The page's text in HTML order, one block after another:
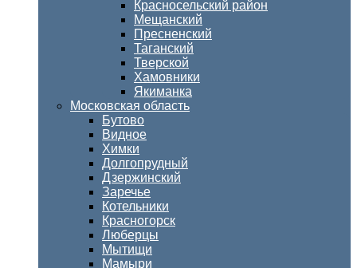
Красносельский район
Мещанский
Пресненский
Таганский
Тверской
Хамовники
Якиманка
Московская область
Бутово
Видное
Химки
Долгопрудный
Дзержинский
Заречье
Котельники
Красногорск
Люберцы
Мытищи
Мамыри